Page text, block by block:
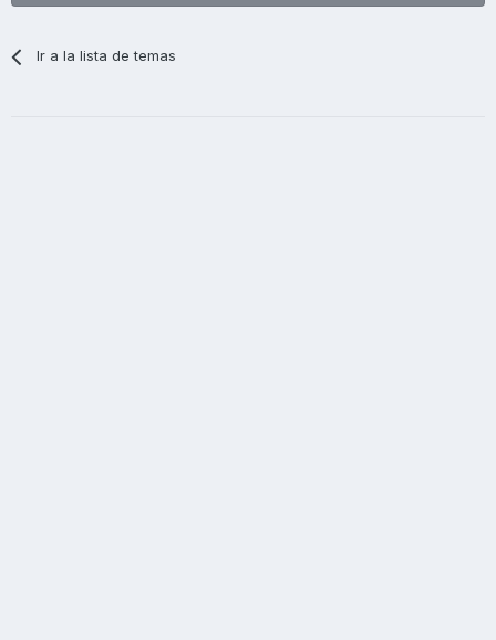
Ir a la lista de temas